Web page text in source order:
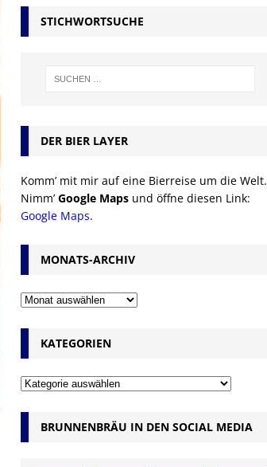
STICHWORTSUCHE
DER BIER LAYER
Komm’ mit mir auf eine Bierreise um die Welt.
Nimm’ Google Maps und öffne diesen Link:
Google Maps.
MONATS-ARCHIV
KATEGORIEN
BRUNNENBRÄU IN DEN SOCIAL MEDIA